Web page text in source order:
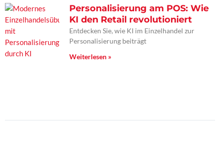
Personalisierung am POS: Wie
KI den Retail revolutioniert
Entdecken Sie, wie KI im Einzelhandel zur
Personalisierung beiträgt
Weiterlesen »